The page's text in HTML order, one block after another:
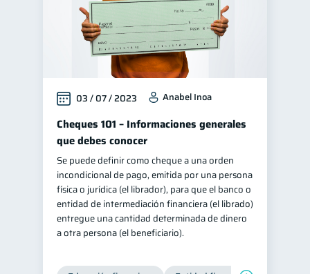
03 / 07 / 2023 Anabel Inoa
Cheques 101 – Informaciones generales
que debes conocer
Se puede definir como cheque a una orden
incondicional de pago, emitida por una persona
física o jurídica (el librador), para que el banco o
entidad de intermediación financiera (el librado)
entregue una cantidad determinada de dinero
a otra persona (el beneficiario).